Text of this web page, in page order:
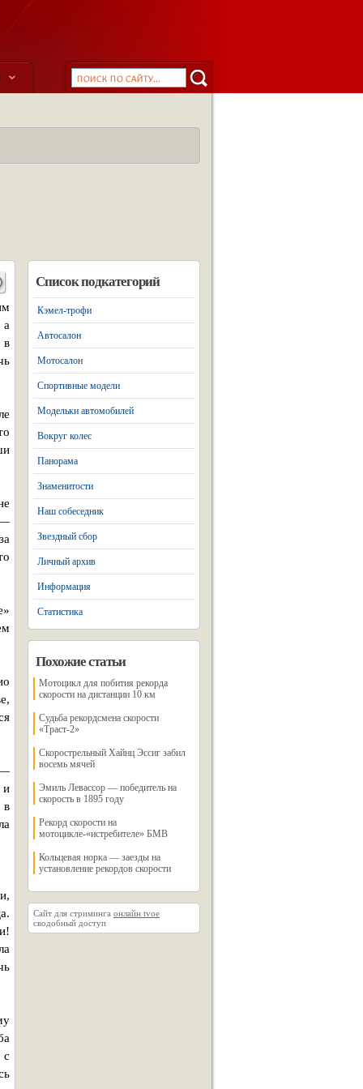
а
в
и
в
с
Список подкатегорий
Кэмел-трофи
Автосалон
Мотосалон
Спортивные модели
Модельки автомобилей
Вокруг колес
Панорама
Знаменитости
Наш собеседник
Звездный сбор
Личный архив
Информация
Статистика
Похожие статьи
Мотоцикл для побития рекорда
скорости на дистанции 10 км
Судьба рекордсмена скорости
«Траст-2»
Скорострельный Хайнц Эссиг забил
восемь мячей
Эмиль Левассор — победитель на
скорость в 1895 году
Рекорд скорости на
мотоцикле-«истребителе» БМВ
Кольцевая норка — заезды на
установление рекордов скорости
Сайт для стриминга онлайн tvoe
сводобный доступ